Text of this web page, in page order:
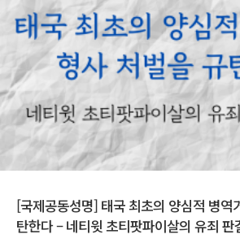
[국제공동성명] 태국 최초의 양심적 병역
탄한다 – 네티윗 초티팟파이살의 유죄 판